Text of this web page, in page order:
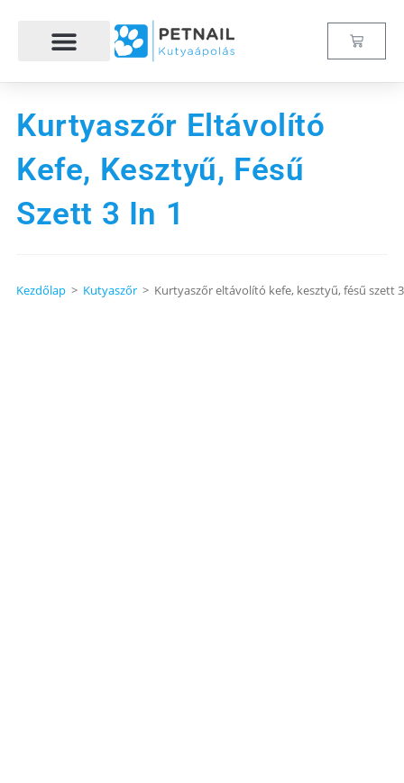
Kurtyaszőr Eltávolító
Kefe, Kesztyű, Fésű
Szett 3 In 1
Kezdőlap > Kutyaszőr > Kurtyaszőr eltávolító kefe, kesztyű, fésű szett